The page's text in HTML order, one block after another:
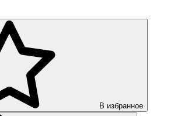
В избранное